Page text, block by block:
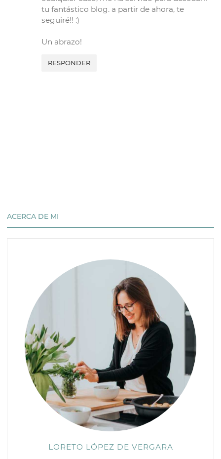
tu fantástico blog. a partir de ahora, te
seguiré!! :)
Un abrazo!
RESPONDER
ACERCA DE MI
LORETO LÓPEZ DE VERGARA